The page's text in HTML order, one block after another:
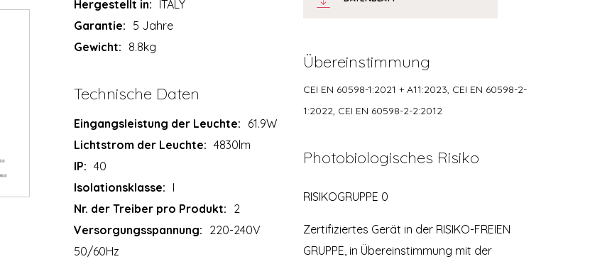
Hergestellt in: ITALY
Garantie: 5 Jahre
Gewicht: 8.8kg
Technische Daten
Eingangsleistung der Leuchte: 61.9W
Lichtstrom der Leuchte: 4830lm
IP: 40
Isolationsklasse: I
Nr. der Treiber pro Produkt: 2
Versorgungsspannung: 220-240V
50/60Hz
Übereinstimmung
CEI EN 60598-1:2021 + A11:2023, CEI EN 60598-2-
1:2022, CEI EN 60598-2-2:2012
Photobiologisches Risiko
RISIKOGRUPPE 0
Zertifiziertes Gerät in der RISIKO-FREIEN
GRUPPE, in Übereinstimmung mit der